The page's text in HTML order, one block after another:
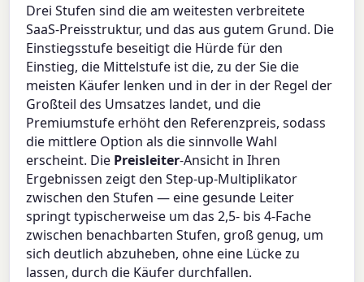
Drei Stufen sind die am weitesten verbreitete
SaaS-Preisstruktur, und das aus gutem Grund. Die
Einstiegsstufe beseitigt die Hürde für den
Einstieg, die Mittelstufe ist die, zu der Sie die
meisten Käufer lenken und in der in der Regel der
Großteil des Umsatzes landet, und die
Premiumstufe erhöht den Referenzpreis, sodass
die mittlere Option als die sinnvolle Wahl
erscheint. Die Preisleiter-Ansicht in Ihren
Ergebnissen zeigt den Step-up-Multiplikator
zwischen den Stufen — eine gesunde Leiter
springt typischerweise um das 2,5- bis 4-Fache
zwischen benachbarten Stufen, groß genug, um
sich deutlich abzuheben, ohne eine Lücke zu
lassen, durch die Käufer durchfallen.